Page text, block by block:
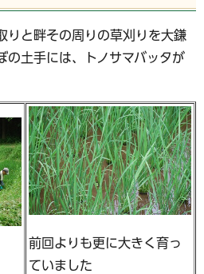
りと畔その周りの草刈りを大鎌
の土手には、トノサマバッタが
前回よりも更に大きく育っ
ていました